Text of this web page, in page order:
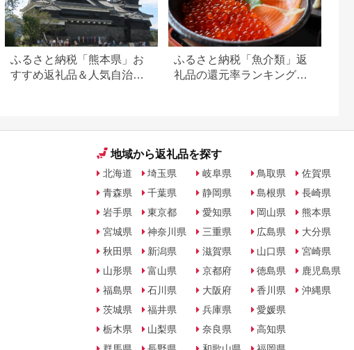
ふるさと納税「熊本県」お
すすめ返礼品＆人気自治体
ふるさと納税「魚介類」返
礼品の還元率ランキング！
地域から返礼品を探す
北海道
青森県
岩手県
宮城県
秋田県
山形県
福島県
茨城県
栃木県
埼玉県
千葉県
東京都
神奈川県
新潟県
富山県
石川県
福井県
山梨県
岐阜県
静岡県
愛知県
三重県
滋賀県
京都府
大阪府
兵庫県
奈良県
鳥取県
島根県
岡山県
広島県
山口県
徳島県
香川県
愛媛県
高知県
佐賀県
長崎県
熊本県
大分県
宮崎県
鹿児島県
沖縄県